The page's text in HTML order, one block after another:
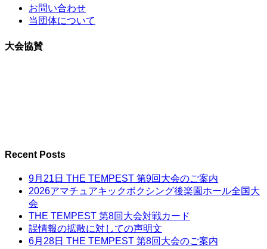
お問い合わせ
当団体について
大会協賛
Recent Posts
9月21日 THE TEMPEST 第9回大会のご案内
2026アマチュアキックボクシング後楽園ホール全国大
会
THE TEMPEST 第8回大会対戦カード
誤情報の拡散に対しての声明文
6月28日 THE TEMPEST 第8回大会のご案内